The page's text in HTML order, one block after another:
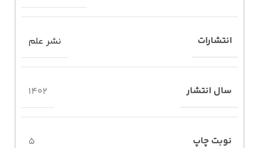
انتشارات نشر علم
سال انتشار 1402
نوبت چاپ 5